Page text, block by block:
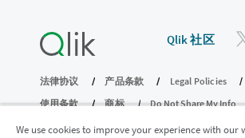
Qlik 社区
法律协议 产品条款 Legal Policies
使用条款
商标
Do Not Share My Info
版权所有 © 1993-2026 QlikTech International AB。
We use cookies to improve your experience with our